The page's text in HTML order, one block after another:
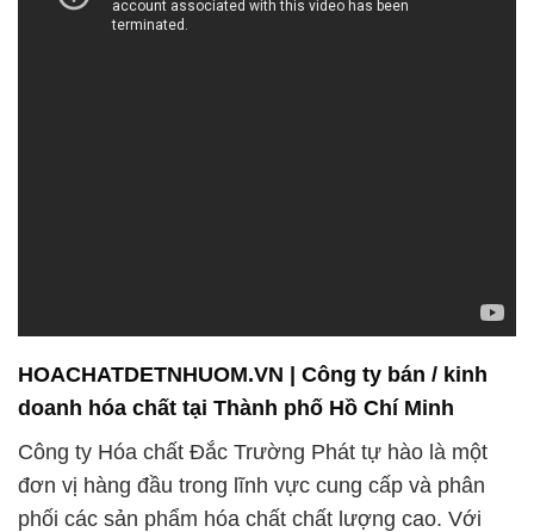
HOACHATDETNHUOM.VN | Công ty bán / kinh
doanh hóa chất tại Thành phố Hồ Chí Minh
Công ty Hóa chất Đắc Trường Phát tự hào là một
đơn vị hàng đầu trong lĩnh vực cung cấp và phân
phối các sản phẩm hóa chất chất lượng cao. Với